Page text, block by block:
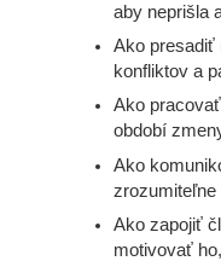
aby neprišla
Ako presadiť
konfliktov a
Ako
období
Ako
zrozumiteľne
Ako zapojiť
motivovať